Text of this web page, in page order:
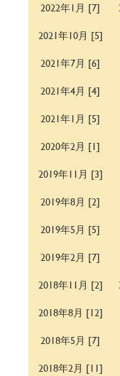
2022年1月 [7]
2021年10月 [5]
2021年7月 [6]
2021年4月 [4]
2021年1月 [5]
2020年2月 [1]
2019年11月 [3]
2019年8月 [2]
2019年5月 [5]
2019年2月 [7]
2018年11月 [2]
2018年8月 [12]
2018年5月 [7]
2018年2月 [11]